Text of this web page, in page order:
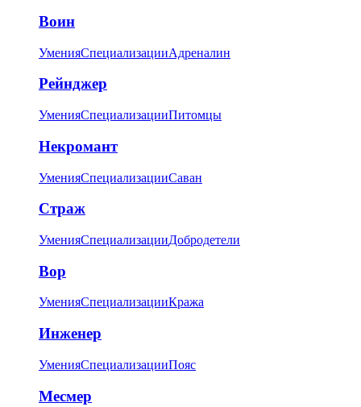
Воин
УменияСпециализацииАдреналин
Рейнджер
УменияСпециализацииПитомцы
Некромант
УменияСпециализацииСаван
Страж
УменияСпециализацииДобродетели
Вор
УменияСпециализацииКража
Инженер
УменияСпециализацииПояс
Месмер